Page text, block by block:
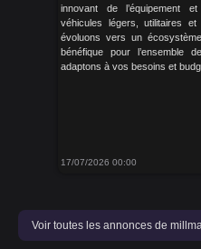
innovant de l’équipement
véhicules légers, utilitaires et
évoluons vers un
bénéfique pour l’ensemble
adaptons à vos besoins et
17/07/2026 00:00
Voir toutes les annonces de